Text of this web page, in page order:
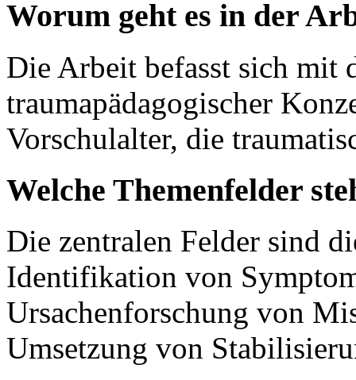
Worum geht es in der
Die Arbeit befasst sich mit
traumapädagogischer
Vorschulalter, die
Welche Themenfelder
Die zentralen Felder sind
Identifikation von
Ursachenforschung von
Umsetzung von